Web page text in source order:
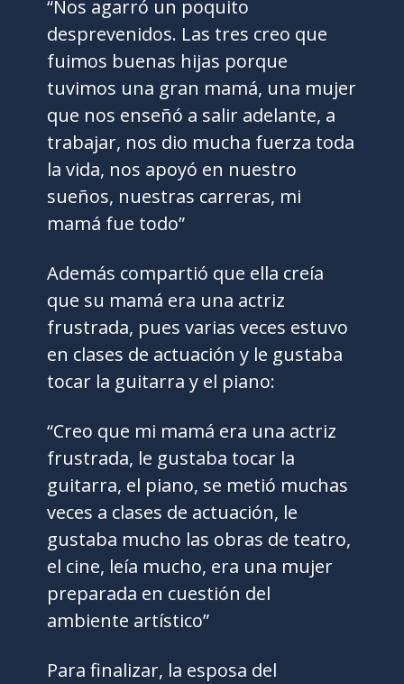
“Nos agarró un poquito
desprevenidos. Las tres creo que
fuimos buenas hijas porque
tuvimos una gran mamá, una mujer
que nos enseñó a salir adelante, a
trabajar, nos dio mucha fuerza toda
la vida, nos apoyó en nuestro
sueños, nuestras carreras, mi
mamá fue todo”
Además compartió que ella creía
que su mamá era una actriz
frustrada, pues varias veces estuvo
en clases de actuación y le gustaba
tocar la guitarra y el piano:
“Creo que mi mamá era una actriz
frustrada, le gustaba tocar la
guitarra, el piano, se metió muchas
veces a clases de actuación, le
gustaba mucho las obras de teatro,
el cine, leía mucho, era una mujer
preparada en cuestión del
ambiente artístico”
Para finalizar, la esposa del